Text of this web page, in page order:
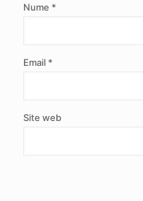
Nume *
Email *
Site web